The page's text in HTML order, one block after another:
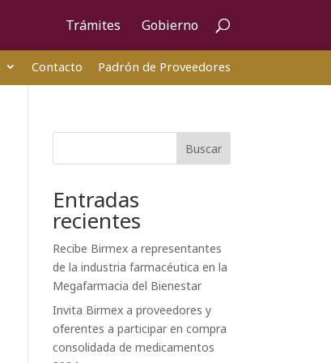
Trámites Gobierno
Contacto Padrón de Proveedores
Buscar
Entradas
recientes
Recibe Birmex a representantes
de la industria farmacéutica en la
Megafarmacia del Bienestar
Invita Birmex a proveedores y
oferentes a participar en compra
consolidada de medicamentos